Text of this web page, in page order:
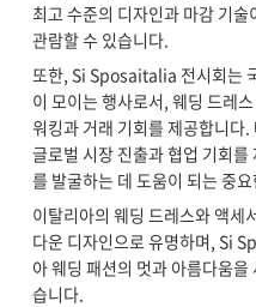
최고 수준의 디자인과 마감 기
관람할 수 있습니다.
또한, Si Sposaitalia 전시회는
이 모이는 행사로서, 웨딩 드레
워킹과 거래 기회를 제공합니다
글로벌 시장 진출과 협업 기회
를 발굴하는 데 도움이 되는 중
이탈리아의 웨딩 드레스와 액세
다운 디자인으로 유명하며, Si
아 웨딩 패션의 멋과 아름다움
습니다.